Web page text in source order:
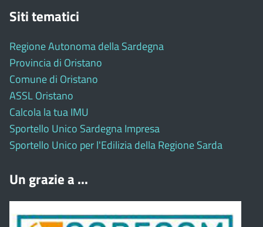
Siti tematici
Regione Autonoma della Sardegna
Provincia di Oristano
Comune di Oristano
ASSL Oristano
Calcola la tua IMU
Sportello Unico Sardegna Impresa
Sportello Unico per l'Edilizia della Regione Sarda
Un grazie a ...